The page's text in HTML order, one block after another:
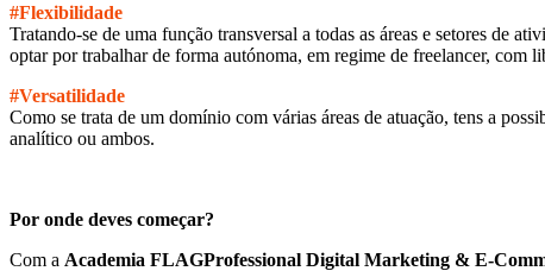
#Flexibilidade
Tratando-se de uma função transversal a todas as áreas e setores de
optar por trabalhar de forma autónoma, em regime de freelancer, com
#Versatilidade
Como se trata de um domínio com várias áreas de atuação, tens a
analítico ou ambos.
Por onde deves começar?
Com a Academia FLAGProfessional Digital Marketing & E-